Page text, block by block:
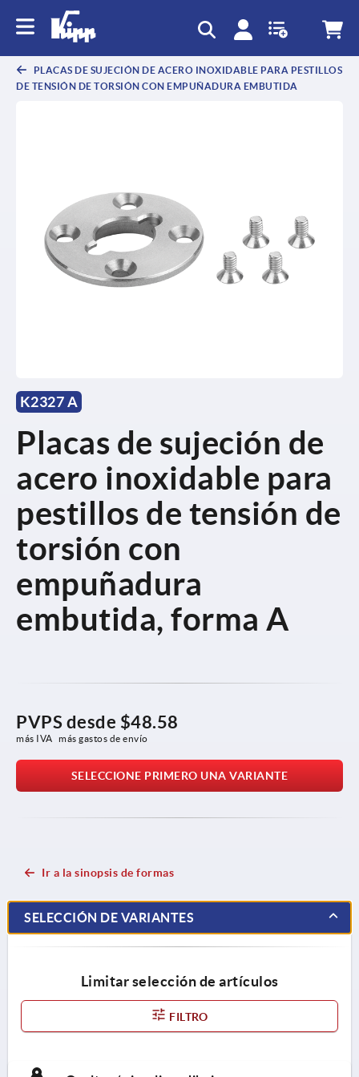
PLACAS DE SUJECIÓN DE ACERO INOXIDABLE PARA PESTILLOS
DE TENSIÓN DE TORSIÓN CON EMPUÑADURA EMBUTIDA
K2327 A
Placas de sujeción de
acero inoxidable para
pestillos de tensión de
torsión con
empuñadura
embutida, forma A
PVPS desde $48.58
más IVA más gastos de envío
SELECCIONE PRIMERO UNA VARIANTE
Ir a la sinopsis de formas
SELECCIÓN DE VARIANTES
Limitar selección de artículos
FILTRO